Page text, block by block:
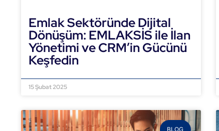
Emlak Sektöründe Dijital
Dönüşüm: EMLAKSİS ile İlan
Yönetimi ve CRM’in Gücünü
Keşfedin
15 Şubat 2025
BLOG